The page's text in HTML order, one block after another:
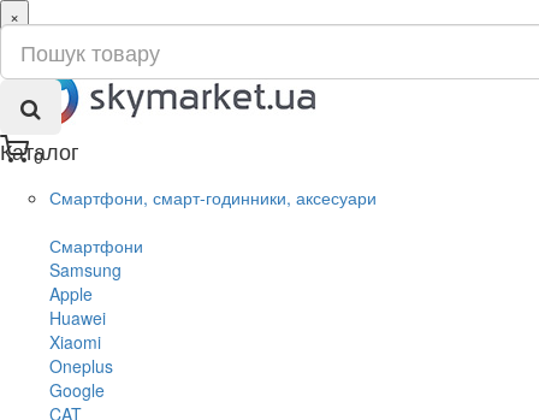
0
×
ru
ua
Каталог
Смартфони, смарт-годинники, аксесуари
Смартфони
Samsung
Apple
Huawei
Xiaomi
Oneplus
Google
CAT